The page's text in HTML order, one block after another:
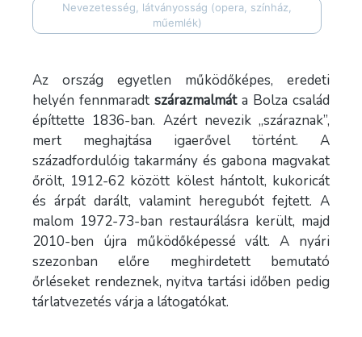
Nevezetesség, látványosság (opera, színház,
műemlék)
Az ország egyetlen működőképes, eredeti
helyén fennmaradt szárazmalmáta Bolza család
építtette 1836-ban. Azért nevezik „száraznak”,
mert meghajtása igaerővel történt. A
századfordulóig takarmány és gabona magvakat
őrölt, 1912-62 között kölest hántolt, kukoricát
és árpát darált, valamint heregubót fejtett. A
malom 1972-73-ban restaurálásra került, majd
2010-ben újra működőképessé vált. A nyári
szezonban előre meghirdetett bemutató
őrléseket rendeznek, nyitva tartási időben pedig
tárlatvezetés várja a látogatókat.